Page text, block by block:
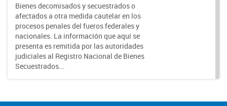
Bienes decomisados y secuestrados o
afectados a otra medida cautelar en los
procesos penales del fueros federales y
nacionales. La información que aquí se
presenta es remitida por las autoridades
judiciales al Registro Nacional de Bienes
Secuestrados...